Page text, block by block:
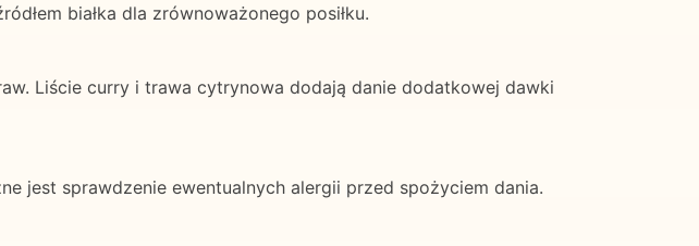
białka dla zrównoważonego posiłku.
Liście curry i trawa cytrynowa dodają danie dodatkowej dawki
jest sprawdzenie ewentualnych alergii przed spożyciem dania.